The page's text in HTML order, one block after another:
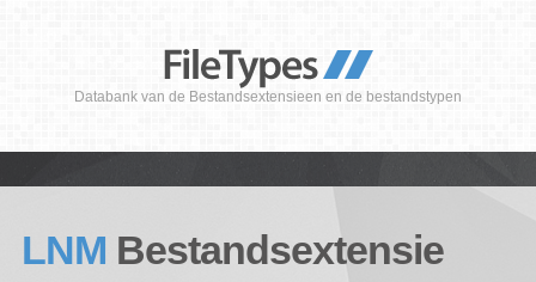
Databank van de Bestandsextensieen en de bestandstypen
LNM Bestandsextensie